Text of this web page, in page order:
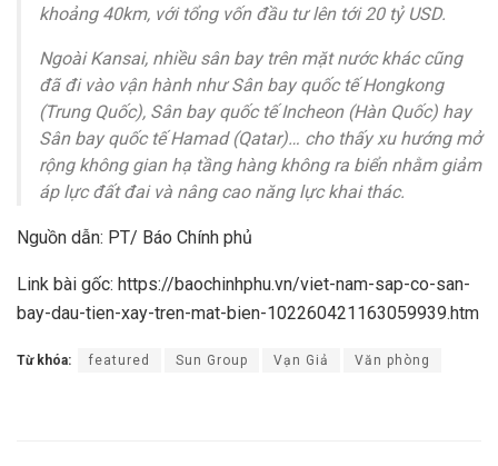
khoảng 40km, với tổng vốn đầu tư lên tới 20 tỷ USD.
Ngoài Kansai, nhiều sân bay trên mặt nước khác cũng
đã đi vào vận hành như Sân bay quốc tế Hongkong
(Trung Quốc), Sân bay quốc tế Incheon (Hàn Quốc) hay
Sân bay quốc tế Hamad (Qatar)… cho thấy xu hướng mở
rộng không gian hạ tầng hàng không ra biển nhằm giảm
áp lực đất đai và nâng cao năng lực khai thác.
Nguồn dẫn: PT/ Báo Chính phủ
Link bài gốc: https://baochinhphu.vn/viet-nam-sap-co-san-
bay-dau-tien-xay-tren-mat-bien-102260421163059939.htm
Từ khóa: featured Sun Group Vạn Giả Văn phòng